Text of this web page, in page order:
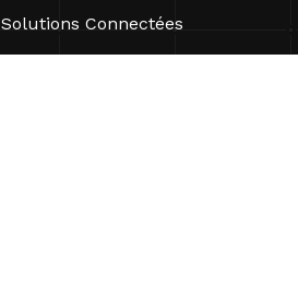
Solutions Connectées